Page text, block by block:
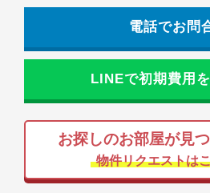
電話でお問
LINEで初期費用
お探しのお部屋が見
物件リクエストは